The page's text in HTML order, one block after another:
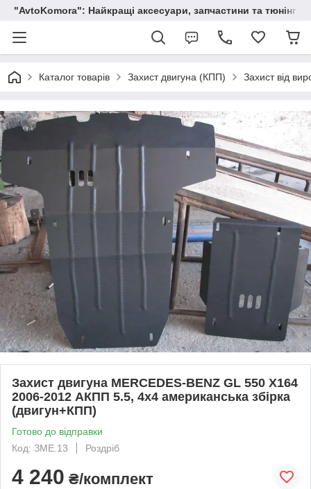
"AvtoKomora": Найкращі аксесуари, запчастини та тюнінг
Каталог товарів Захист двигуна (КПП) Захист від
Захист двигуна MERCEDES-BENZ GL 550 X164
2006-2012 АКПП 5.5, 4х4 американська збірка
(двигун+КПП)
Готово до відправки
Код: ЗМЕ.13
Роздріб
4 240 ₴/комплект